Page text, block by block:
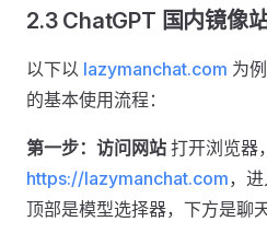
2.3 ChatGPT 国内镜像
以下以 lazymanchat.com 为
的基本使用流程：
第一步：访问网站 打开浏览器
https://lazymanchat.com，
顶部是模型选择器，下方是聊